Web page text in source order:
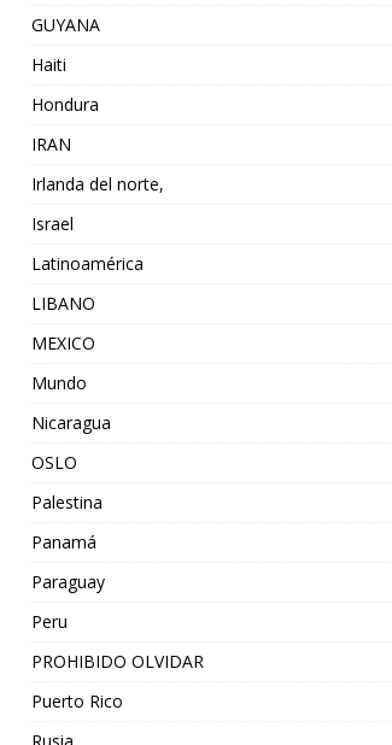
GUYANA
Haiti
Hondura
IRAN
Irlanda del norte,
Israel
Latinoamérica
LIBANO
MEXICO
Mundo
Nicaragua
OSLO
Palestina
Panamá
Paraguay
Peru
PROHIBIDO OLVIDAR
Puerto Rico